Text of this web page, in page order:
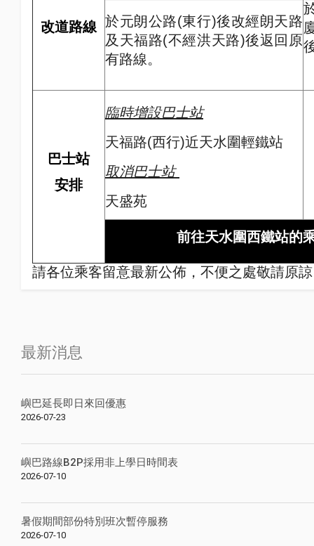
改道路線 於元朗公路(東行)後改經朗天路
及天福路(不經洪天路)後返回原
有路線。
巴士站
安排
臨時增設巴士站
天福路(西行)近天水圍輕鐵站
取消巴士站
天盛苑
前往天水圍西鐵站的
請各位乘客留意最新公佈，不便之處敬請原
最新消息
嶼巴延長即日來回優惠
2026-07-23
嶼巴路線B2P採用非上學日時間表
2026-07-10
暑假期間部份特別班次暫停服務
2026-07-10